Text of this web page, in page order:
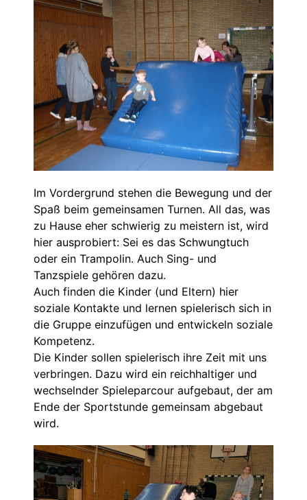
Im Vordergrund stehen die Bewegung und der
Spaß beim gemeinsamen Turnen. All das, was
zu Hause eher schwierig zu meistern ist, wird
hier ausprobiert: Sei es das Schwungtuch
oder ein Trampolin. Auch Sing- und
Tanzspiele gehören dazu.
Auch finden die Kinder (und Eltern) hier
soziale Kontakte und lernen spielerisch sich in
die Gruppe einzufügen und entwickeln soziale
Kompetenz.
Die Kinder sollen spielerisch ihre Zeit mit uns
verbringen. Dazu wird ein reichhaltiger und
wechselnder Spieleparcour aufgebaut, der am
Ende der Sportstunde gemeinsam abgebaut
wird.